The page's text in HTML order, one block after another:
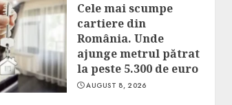
Cele mai scumpe
cartiere din
România. Unde
ajunge metrul pătrat
la peste 5.300 de euro
AUGUST 8, 2026